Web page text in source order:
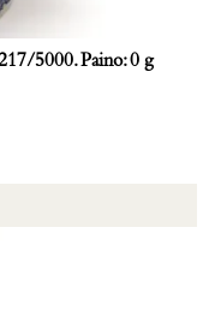
5000. Paino: 0 g